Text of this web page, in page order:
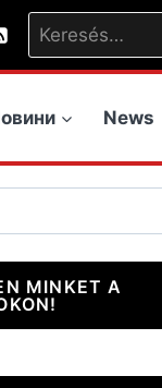
Keresés:
News
MINKET A